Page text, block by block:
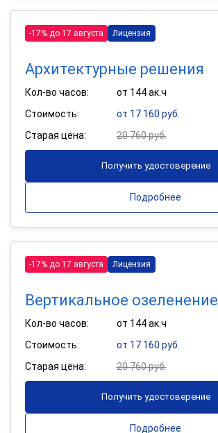
-17% до 17 августа Лицензия
Архитектурные решения
Кол-во часов:
от 144 ак.ч
Стоимость:
от 17 160 руб.
Старая цена:
20 760 руб.
Получить удостоверение
Подробнее
-17% до 17 августа Лицензия
Вертикальное озеленение
Кол-во часов:
от 144 ак.ч
Стоимость:
от 17 160 руб.
Старая цена:
20 760 руб.
Получить удостоверение
Подробнее